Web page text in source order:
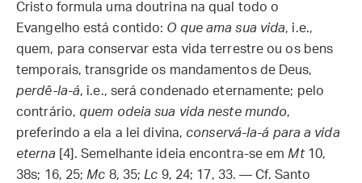
Cristo formula uma doutrina na qual todo o
Evangelho está contido: O que ama sua vida, i.e.,
quem, para conservar esta vida terrestre ou os bens
temporais, transgride os mandamentos de Deus,
perdê-la-á, i.e., será condenado eternamente; pelo
contrário, quem odeia sua vida neste mundo,
preferindo a ela a lei divina, conservá-la-á para a vida
eterna[4]. Semelhante ideia encontra-se emMt10,
38s; 16, 25;Mc 8, 35;Lc 9, 24; 17, 33. — Cf. Santo